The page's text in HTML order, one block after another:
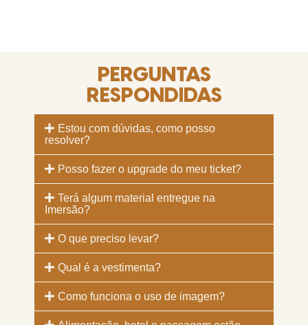
PERGUNTAS
RESPONDIDAS
Estou com dúvidas, como posso
resolver?
Posso fazer o upgrade do meu ticket?
Terá algum material entregue na
Imersão?
O que preciso levar?
Qual é a vestimenta?
Como funciona o uso de imagem?